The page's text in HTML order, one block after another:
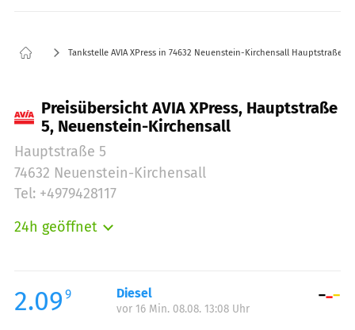
Tankstelle AVIA XPress in 74632 Neuenstein-Kirchensall Hauptstraße 5
Preisübersicht AVIA XPress, Hauptstraße
5, Neuenstein-Kirchensall
Hauptstraße 5
74632 Neuenstein-Kirchensall
Tel: +4979428117
24h geöffnet
Mittwoch:
00:00-23:59
Donnerstag:
2.09 9 Diesel
vor 16 Min. 08.08. 13:08 Uhr